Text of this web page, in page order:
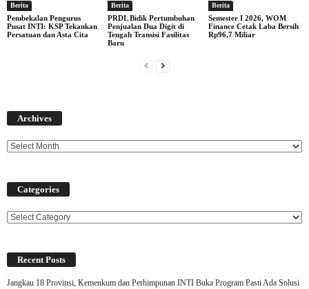
Berita
Pembekalan Pengurus
Pusat INTI: KSP Tekankan
Persatuan dan Asta Cita
Berita
PRDL Bidik Pertumbuhan
Penjualan Dua Digit di
Tengah Transisi Fasilitas
Baru
Berita
Semester I 2026, WOM
Finance Cetak Laba Bersih
Rp96,7 Miliar
Archives
Categories
Categories
Recent Posts
Jangkau 18 Provinsi, Kemenkum dan Perhimpunan INTI Buka Program Pasti Ada Solusi